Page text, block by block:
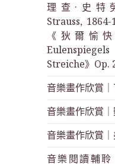
理查·史特
Strauss,
《狄爾愉
Streiche》Op.
音樂畫作欣賞
音樂畫作欣賞
音樂畫作欣賞
音樂閱讀輔